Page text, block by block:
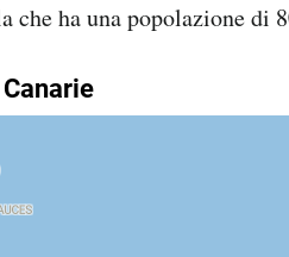
ha una popolazione di